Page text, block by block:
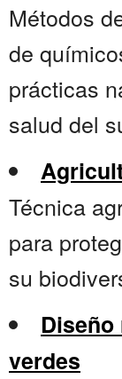
Métodos
de
prácticas
salud del
Técnica
para
su
verdes